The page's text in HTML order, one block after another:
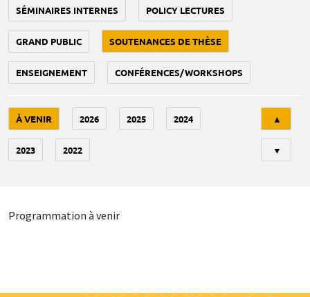
SÉMINAIRES INTERNES POLICY LECTURES
GRAND PUBLIC SOUTENANCES DE THÈSE
ENSEIGNEMENT CONFÉRENCES/WORKSHOPS
À VENIR 2026 2025 2024
2023 2022
▲
▼
Programmation à venir